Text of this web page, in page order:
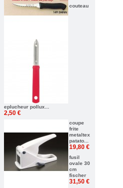
couteau
eplucheur pollux...
2,50 €
coupe
frite
metaltex
patato...
19,80 €
fusil
ovale 30
cm
fischer
31,50 €